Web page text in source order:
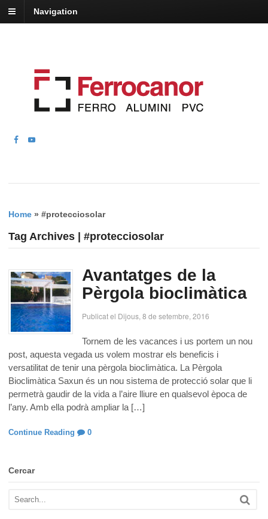
Navigation
Home » #protecciosolar
Tag Archives | #protecciosolar
Avantatges de la
Pèrgola bioclimàtica
Publicat el Dijous, 8 de setembre, 2016
Tornem de les vacances i us portem un nou
post, aquesta vegada us volem mostrar els beneficis i
versatilitat de tenir una pèrgola bioclimàtica. La Pèrgola
Bioclimàtica Saxun és un nou sistema de protecció solar que li
permetrà gaudir de la vida a l’aire lliure en qualsevol època de
l’any. Amb ella podrà ampliar la […]
Continue Reading 0
Cercar